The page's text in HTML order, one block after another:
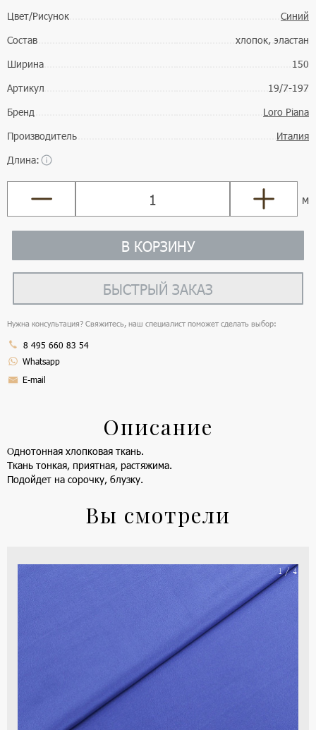
Цвет/Рисунок
Синий
Состав
хлопок, эластан
Ширина
150
Артикул
19/7-197
Бренд
Loro Piana
Производитель
Италия
Длина:
м
В КОРЗИНУ
БЫСТРЫЙ ЗАКАЗ
Нужна консультация? Свяжитесь, наш специалист поможет сделать выбор:
8 495 660 83 54
Whatsapp
E-mail
Описание
Однотонная хлопковая ткань.
Ткань тонкая, приятная, растяжима.
Подойдет на сорочку, блузку.
Вы смотрели
1 / 4